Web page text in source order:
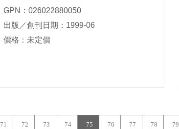
GPN：026022880050
出版／創刊日期：1999-06
價格：未定價
71 72 73 74 75 76 77 78 79